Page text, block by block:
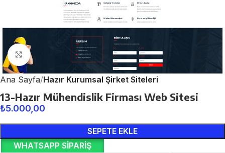
Click to enlarge
Ana Sayfa Hazır Kurumsal Şirket Siteleri
13-Hazır Mühendislik Firması Web Sitesi
₺5.000,00
SEPETE EKLE
WHATSAPP SIPARIŞ